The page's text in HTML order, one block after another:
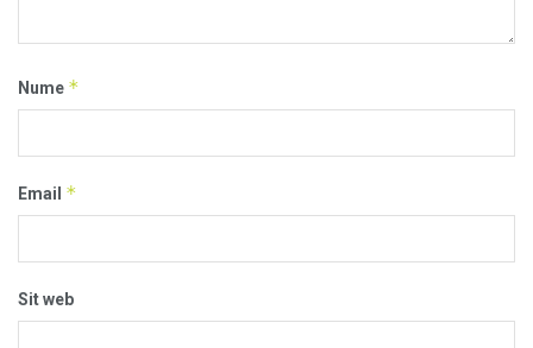
Nume *
Email *
Sit web